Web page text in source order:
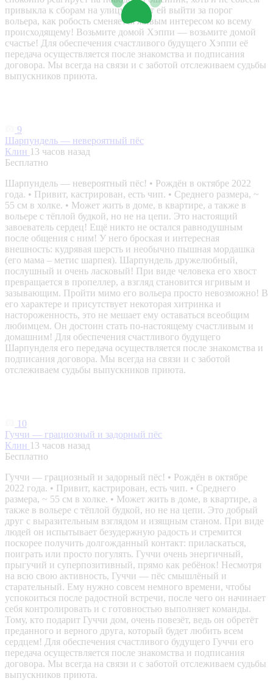
привыкла к сборам на улицу. Стоит ей выйти за порог
вольера, как робость сменяется живым интересом ко всему
происходящему! Возьмите домой Хэппи — возьмите домой
счастье! Для обеспечения счастливого будущего Хэппи её
передача осуществляется после знакомства и подписания
договора. Мы всегда на связи и с заботой отслеживаем судьбы
выпускников приюта.
9
Шарпундель — невероятный пёс
Клин 13 часов назад
Бесплатно
Шарпундель — невероятный пёс! • Рождён в октябре 2022
года. • Привит, кастрирован, есть чип. • Среднего размера, ~
55 см в холке. • Может жить в доме, в квартире, а также в
вольере с тёплой будкой, но не на цепи. Это настоящий
завоеватель сердец! Ещё никто не остался равнодушным
после общения с ним! У него броская и интересная
внешность: кудрявая шерсть и необычно пышная мордашка
(его мама – метис шарпея). Шарпундель дружелюбный,
послушный и очень ласковый! При виде человека его хвост
превращается в пропеллер, а взгляд становится игривым и
зазывающим. Пройти мимо его вольера просто невозможно! В
его характере и присутствует некоторая хитринка и
настороженность, это не мешает ему оставаться всеобщим
любимцем. Он достоин стать по-настоящему счастливым и
домашним! Для обеспечения счастливого будущего
Шарпунделя его передача осуществляется после знакомства и
подписания договора. Мы всегда на связи и с заботой
отслеживаем судьбы выпускников приюта.
10
Гуччи — грациозный и задорный пёс
Клин 13 часов назад
Бесплатно
Гуччи — грациозный и задорный пёс! • Рождён в октябре
2022 года. • Привит, кастрирован, есть чип. • Среднего
размера, ~ 55 см в холке. • Может жить в доме, в квартире, а
также в вольере с тёплой будкой, но не на цепи. Это добрый
друг с выразительным взглядом и изящным станом. При виде
людей он испытывает безудержную радость и стремится
поскорее получить долгожданный контакт: приласкаться,
поиграть или просто погулять. Гуччи очень энергичный,
прыгучий и суперпозитивный, прямо как ребёнок! Несмотря
на всю свою активность, Гуччи — пёс смышлёный и
старательный. Ему нужно совсем немного времени, чтобы
успокоиться после радостной встречи, после чего он начинает
себя контролировать и с готовностью выполняет команды.
Тому, кто подарит Гуччи дом, очень повезёт, ведь он обретёт
преданного и верного друга, который будет любить всем
сердцем! Для обеспечения счастливого будущего Гуччи его
передача осуществляется после знакомства и подписания
договора. Мы всегда на связи и с заботой отслеживаем судьбы
выпускников приюта.